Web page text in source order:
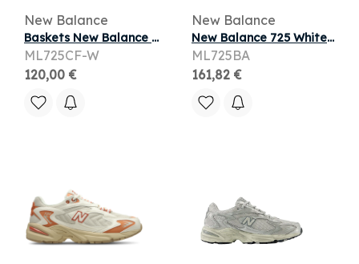
New Balance
Baskets New Balance ML725 W pour Femme
ML725CF-W
120,00 €
New Balance
New Balance 725 White Reflection
ML725BA
161,82 €